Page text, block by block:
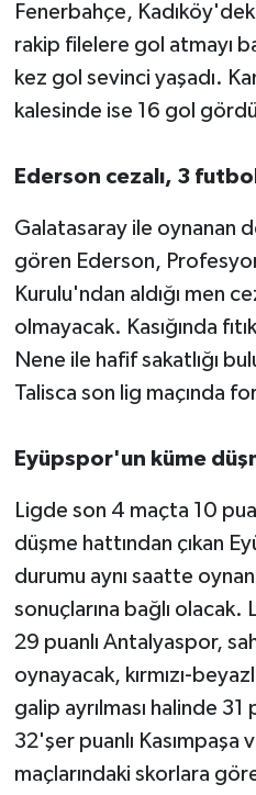
Fenerbahçe,
rakip filelere gol atmayı
kez gol sevinci yaşadı.
kalesinde ise 16 gol
Ederson cezalı, 3
Galatasaray ile oynanan
gören Ederson,
Kurulu'ndan aldığı men
olmayacak. Kasığında
Nene ile hafif sakatlığı
Talisca son lig maçında
Eyüpspor'un küme
Ligde son 4 maçta 10
düşme hattından çıkan
durumu aynı saatte
sonuçlarına bağlı olacak.
29 puanlı Antalyaspor,
oynayacak, kırmızı-
galip ayrılması halinde
32'şer puanlı Kasımpaşa
maçlarındaki skorlara